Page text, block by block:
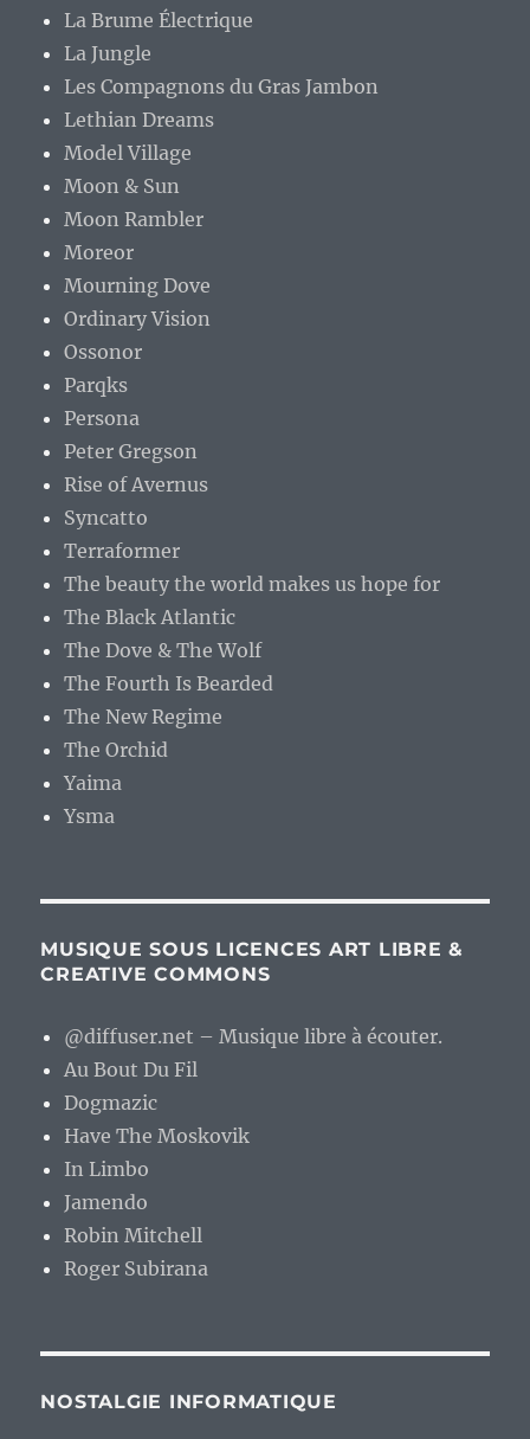
La Brume Électrique
La Jungle
Les Compagnons du Gras Jambon
Lethian Dreams
Model Village
Moon & Sun
Moon Rambler
Moreor
Mourning Dove
Ordinary Vision
Ossonor
Parqks
Persona
Peter Gregson
Rise of Avernus
Syncatto
Terraformer
The beauty the world makes us hope for
The Black Atlantic
The Dove & The Wolf
The Fourth Is Bearded
The New Regime
The Orchid
Yaima
Ysma
MUSIQUE SOUS LICENCES ART LIBRE &
CREATIVE COMMONS
@diffuser.net – Musique libre à écouter.
Au Bout Du Fil
Dogmazic
Have The Moskovik
In Limbo
Jamendo
Robin Mitchell
Roger Subirana
NOSTALGIE INFORMATIQUE